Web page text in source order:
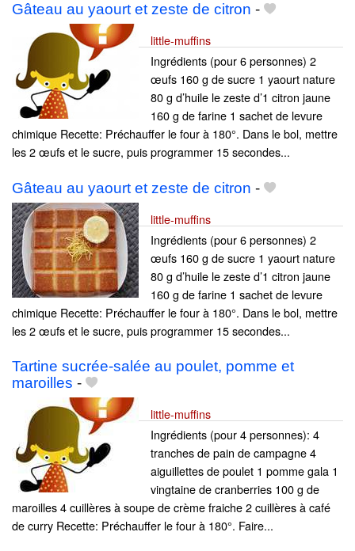
Gâteau au yaourt et zeste de citron -
little-muffins
Ingrédients (pour 6 personnes) 2
œufs 160 g de sucre 1 yaourt nature
80 g d’huile le zeste d’1 citron jaune
160 g de farine 1 sachet de levure
chimique Recette: Préchauffer le four à 180°. Dans le bol, mettre
les 2 œufs et le sucre, puis programmer 15 secondes...
Gâteau au yaourt et zeste de citron -
little-muffins
Ingrédients (pour 6 personnes) 2
œufs 160 g de sucre 1 yaourt nature
80 g d’huile le zeste d’1 citron jaune
160 g de farine 1 sachet de levure
chimique Recette: Préchauffer le four à 180°. Dans le bol, mettre
les 2 œufs et le sucre, puis programmer 15 secondes...
Tartine sucrée-salée au poulet, pomme et
maroilles -
little-muffins
Ingrédients (pour 4 personnes): 4
tranches de pain de campagne 4
aiguillettes de poulet 1 pomme gala 1
vingtaine de cranberries 100 g de
maroilles 4 cuillères à soupe de crème fraiche 2 cuillères à café
de curry Recette: Préchauffer le four à 180°. Faire...